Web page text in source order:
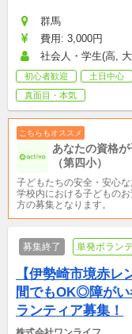
群馬
費用: 3,000円
社会人・学生(高,
初心者歓迎 土日中心
真面目・本気
こちらもオススメ
あなたの資格
（第四小）
子どもたちの安全・安心
学校内における子どもの
方の募集となります。
募集終了 単発ボラン
【伊勢崎市境赤レ
間でもOK◎障が
ランティア募集！